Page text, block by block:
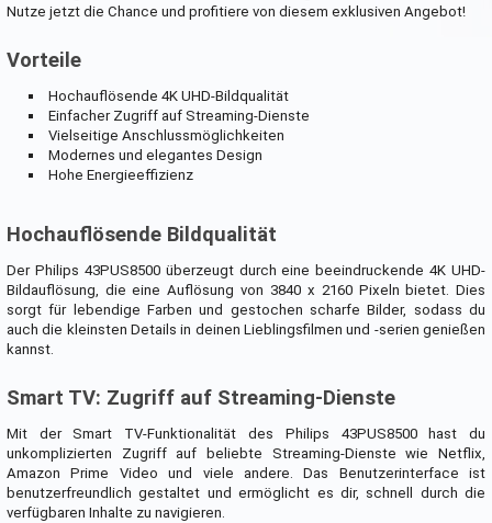
Nutze jetzt die Chance und profitiere von diesem exklusiven Angebot!
Vorteile
Hochauflösende 4K UHD-Bildqualität
Einfacher Zugriff auf Streaming-Dienste
Vielseitige Anschlussmöglichkeiten
Modernes und elegantes Design
Hohe Energieeffizienz
Hochauflösende Bildqualität
Der Philips 43PUS8500 überzeugt durch eine beeindruckende 4K UHD-
Bildauflösung, die eine Auflösung von 3840 x 2160 Pixeln bietet. Dies
sorgt für lebendige Farben und gestochen scharfe Bilder, sodass du
auch die kleinsten Details in deinen Lieblingsfilmen und -serien genießen
kannst.
Smart TV: Zugriff auf Streaming-Dienste
Mit der Smart TV-Funktionalität des Philips 43PUS8500 hast du
unkomplizierten Zugriff auf beliebte Streaming-Dienste wie Netflix,
Amazon Prime Video und viele andere. Das Benutzerinterface ist
benutzerfreundlich gestaltet und ermöglicht es dir, schnell durch die
verfügbaren Inhalte zu navigieren.